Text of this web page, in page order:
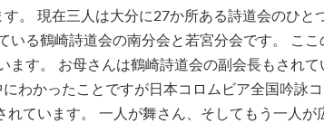
。 現在三人は大分に27か所ある詩道会のひと
いる鶴崎詩道会の南分会と若宮分会です。 こ
す。 お母さんは鶴崎詩道会の副会長もされ
わかったことですが日本コロムビア全国吟詠
ています。 一人が舞さん、そしてもう一人が